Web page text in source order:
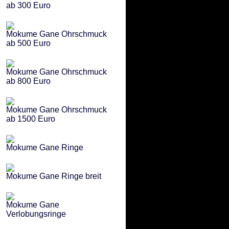
ab 300 Euro
Mokume Gane Ohrschmuck
ab 500 Euro
Mokume Gane Ohrschmuck
ab 800 Euro
Mokume Gane Ohrschmuck
ab 1500 Euro
Mokume Gane Ringe
Mokume Gane Ringe breit
Mokume Gane
Verlobungsringe